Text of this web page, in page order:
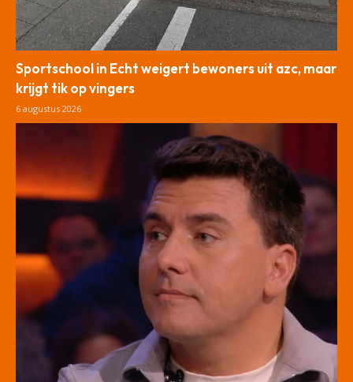
Sportschool in Echt weigert bewoners uit azc, maar
krijgt tik op vingers
6 augustus 2026